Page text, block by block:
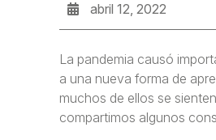
abril 12, 2022
La pandemia causó
a una nueva forma de
muchos de ellos se
compartimos algunos